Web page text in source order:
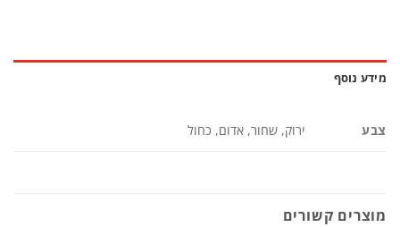
מידע נוסף
צבע ירוק, שחור, אדום, כחול
מוצרים קשורים